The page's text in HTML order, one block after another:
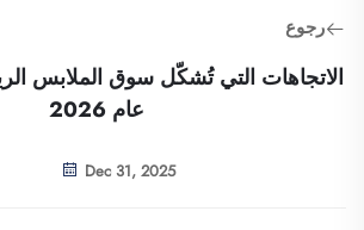
رجوع
الاتجاهات التي تُشكّل سوق الملابس
عام 2026
Dec 31, 2025